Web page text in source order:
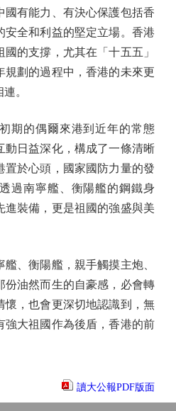
國有能力、有決心保護包括香
安全和利益的堅定立場。香港
的支撐，尤其在「十五五」
規劃的過程中，香港的未來更
。
的偶爾來港到近年的常態
動日益深化，構成了一條清晰
置於心頭，國家國防力量的發
過南寧艦、衡陽艦的鋼鐵身
進裝備，更是祖國的強盛與美
、衡陽艦，親手觸摸主炮、
份油然而生的自豪感，必會轉
懷，也會更深切地認識到，無
強大祖國作為後盾，香港的前
讀大公報PDF版面